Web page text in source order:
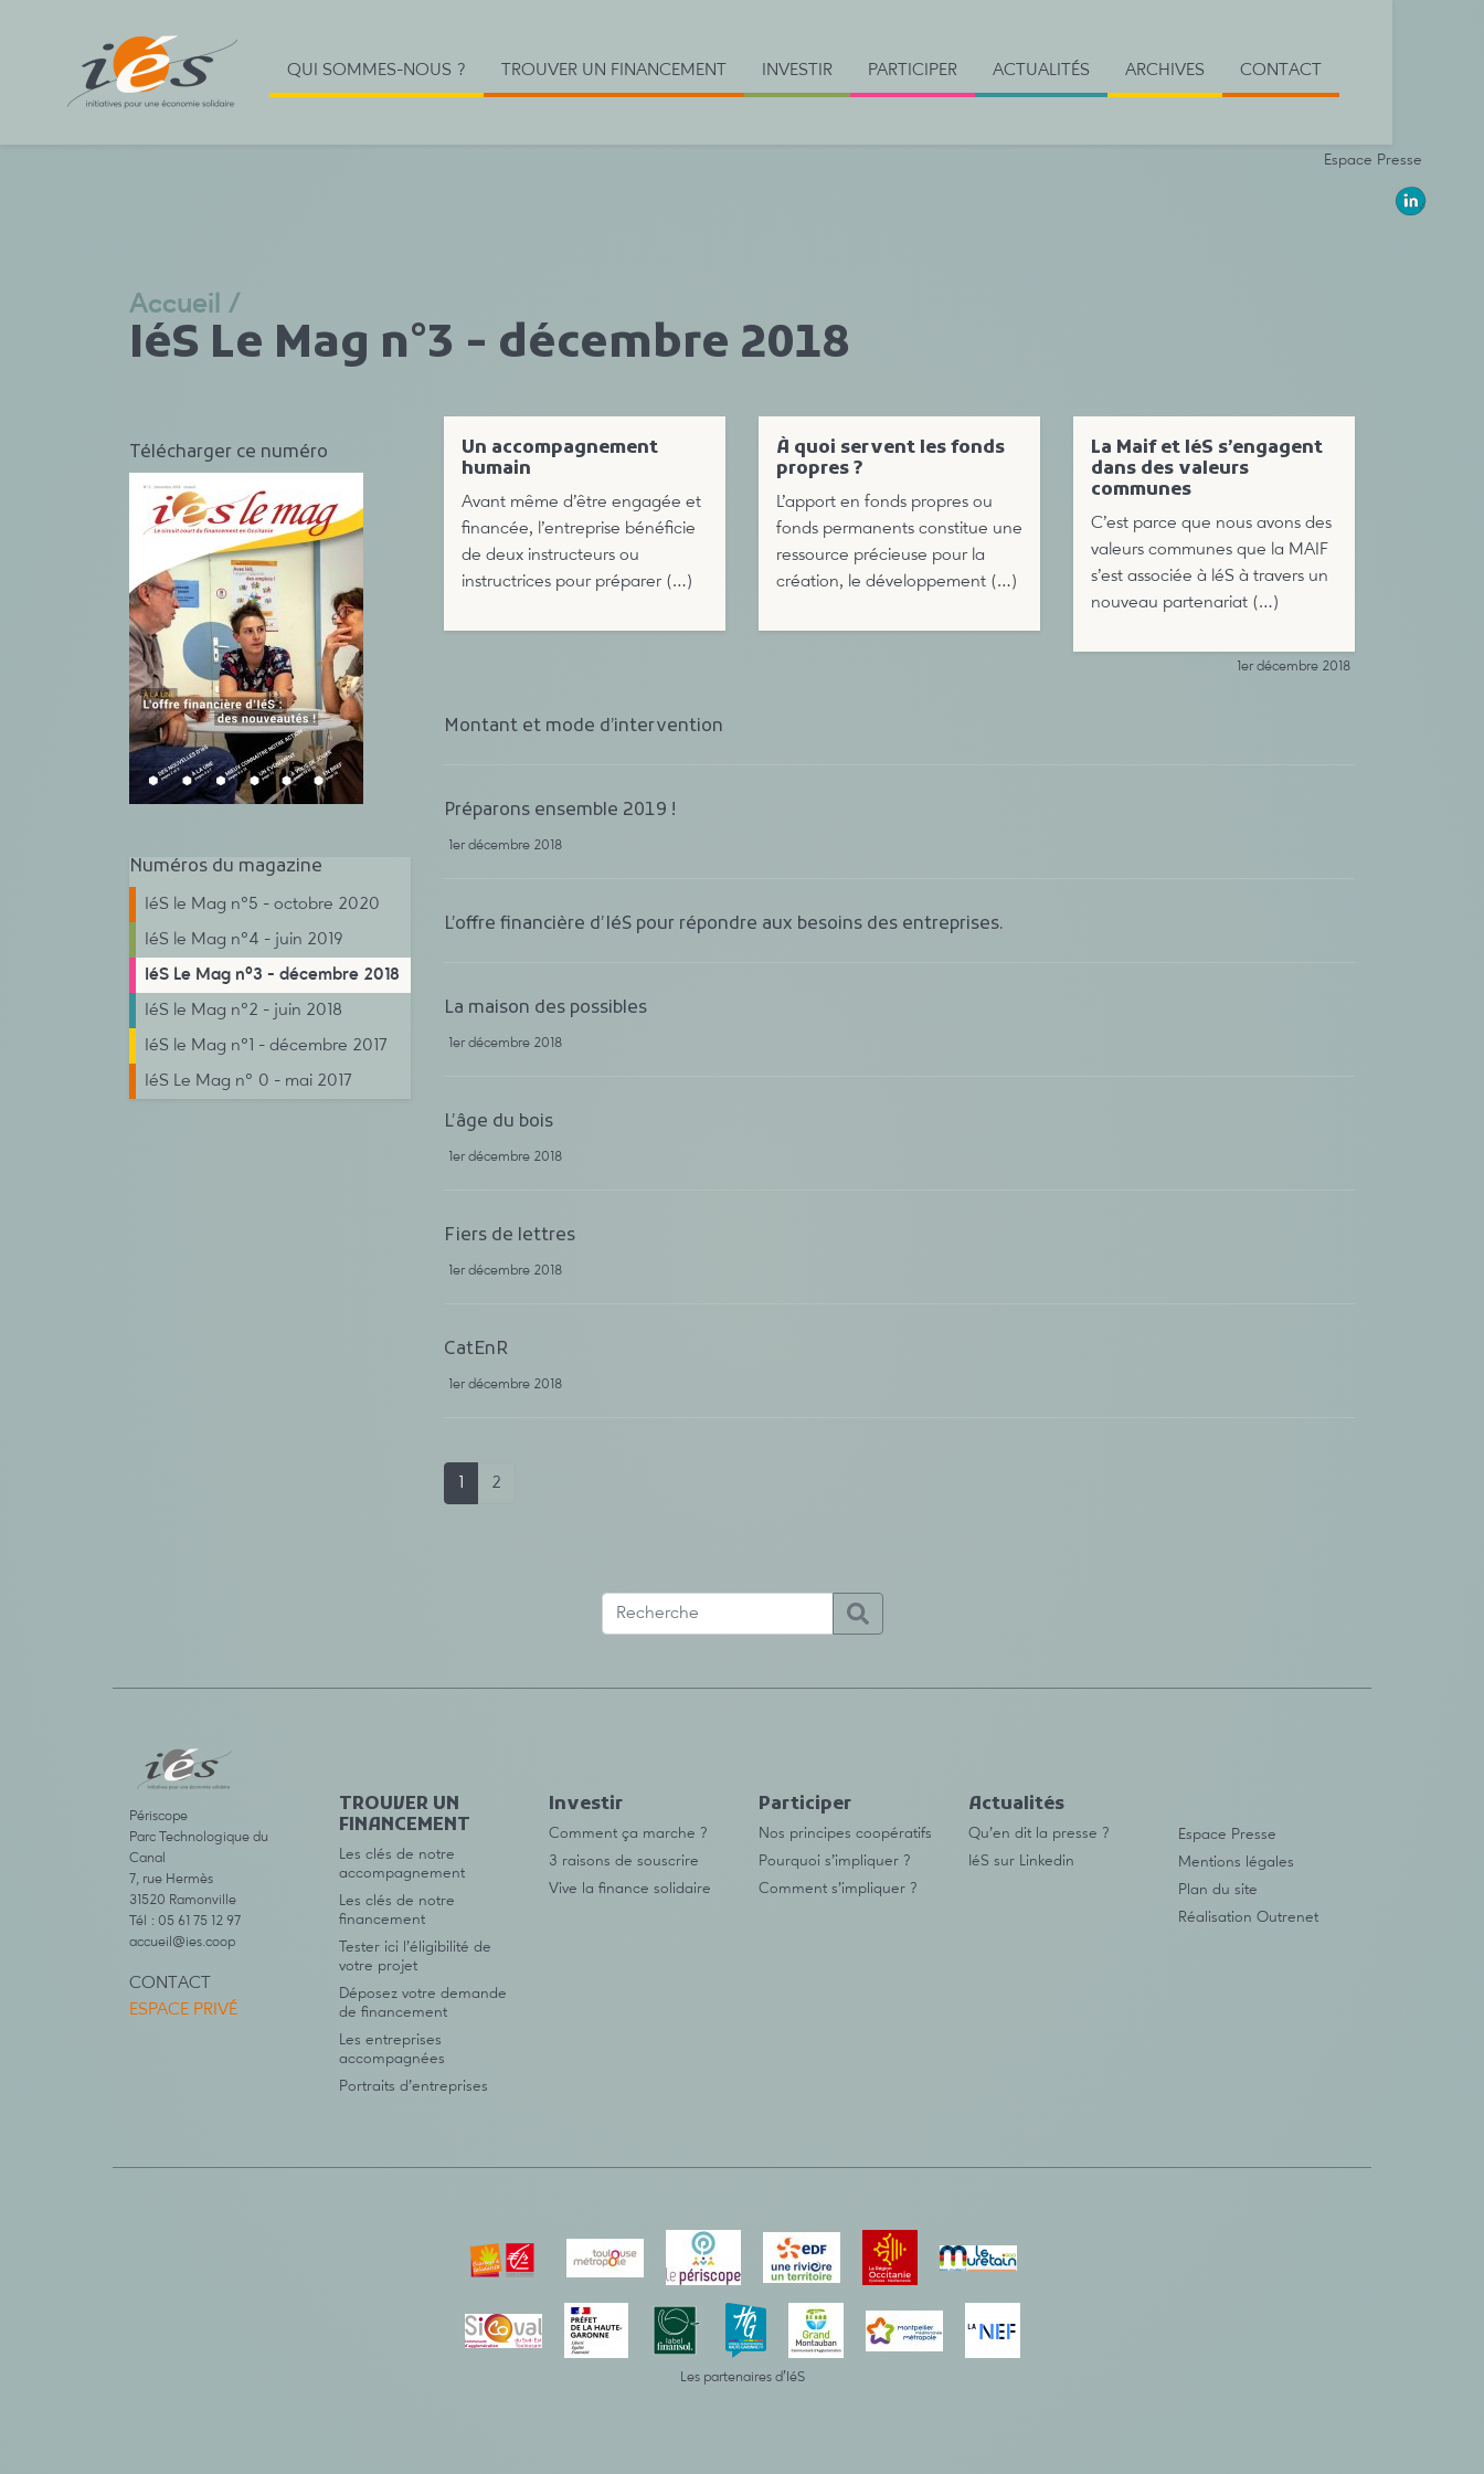
QUI SOMMES-NOUS ? TROUVER UN FINANCEMENT INVESTIR PARTICIPER ACTUALITÉS ARCHIVES CONTACT
Espace Presse
Accueil /
IéS Le Mag n°3 - décembre 2018
Un accompagnement
humain
Avant même d’être engagée et
financée, l’entreprise bénéficie
de deux instructeurs ou
instructrices pour préparer (…)
À quoi servent les fonds
propres ?
L’apport en fonds propres ou
fonds permanents constitue une
ressource précieuse pour la
création, le développement (…)
La Maif et IéS s’engagent
dans des valeurs
communes
C’est parce que nous avons des
valeurs communes que la MAIF
s’est associée à léS à travers un
nouveau partenariat (…)
1er décembre 2018
Montant et mode d’intervention
Préparons ensemble 2019 !
1er décembre 2018
L’offre financière d’IéS pour répondre aux besoins des entreprises.
La maison des possibles
1er décembre 2018
L’âge du bois
1er décembre 2018
Fiers de lettres
1er décembre 2018
CatEnR
1er décembre 2018
2
Télécharger ce numéro
Numéros du magazine
IéS le Mag n°5 - octobre 2020
IéS le Mag n°4 - juin 2019
IéS Le Mag n°3 - décembre 2018
IéS le Mag n°2 - juin 2018
IéS le Mag n°1 - décembre 2017
IéS Le Mag n° 0 - mai 2017
Périscope
Parc Technologique du
Canal
7, rue Hermès
31520 Ramonville
Tél : 05 61 75 12 97
accueil@ies.coop
CONTACT
ESPACE PRIVÉ
TROUVER UN
FINANCEMENT
Les clés de notre
accompagnement
Les clés de notre
financement
Tester ici l’éligibilité de
votre projet
Déposez votre demande
de financement
Les entreprises
accompagnées
Portraits d’entreprises
Investir
Comment ça marche ?
3 raisons de souscrire
Vive la finance solidaire
Participer
Nos principes coopératifs
Pourquoi s’impliquer ?
Comment s’impliquer ?
Actualités
Qu’en dit la presse ?
IéS sur Linkedin
Espace Presse
Mentions légales
Plan du site
Réalisation Outrenet
Les partenaires d’IéS